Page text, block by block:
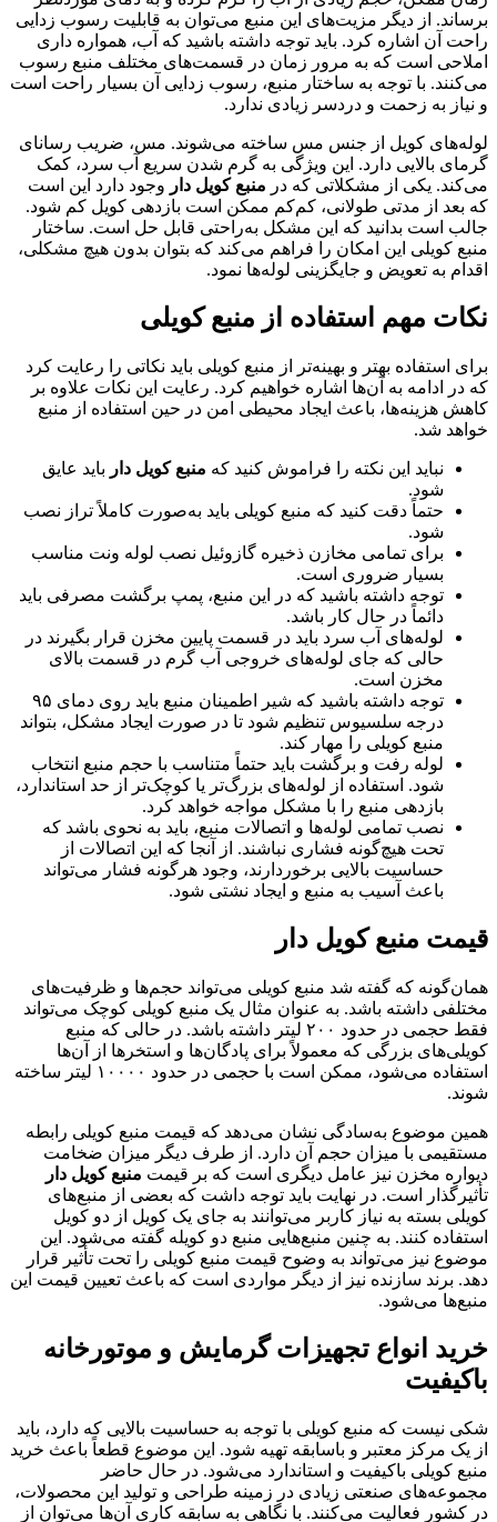
برساند. از دیگر مزیت‌های این منبع می‌توان به قابلیت رسوب زدایی
راحت آن اشاره کرد. باید توجه داشته باشید که آب، همواره داری
املاحی است که به مرور زمان در قسمت‌های مختلف منبع رسوب
می‌کنند. با توجه به ساختار منبع، رسوب زدایی آن بسیار راحت است
و نیاز به زحمت و دردسر زیادی ندارد.
لوله‌های کویل از جنس مس ساخته می‌شوند. مس، ضریب رسانای
گرمای بالایی دارد. این ویژگی به گرم شدن سریع آب سرد، کمک
می‌کند. یکی از مشکلاتی که در منبع کویل دار وجود دارد این است
که بعد از مدتی طولانی، کم‌کم ممکن است بازدهی کویل کم شود.
جالب است بدانید که این مشکل به‌راحتی قابل حل است. ساختار
منبع کویلی این امکان را فراهم می‌کند که بتوان بدون هیچ مشکلی،
اقدام به تعویض و جایگزینی لوله‌ها نمود.
نکات مهم استفاده از منبع کویلی
برای استفاده بهتر و بهینه‌تر از منبع کویلی باید نکاتی را رعایت کرد
که در ادامه به آن‌ها اشاره خواهیم کرد. رعایت این نکات علاوه بر
کاهش هزینه‌ها، باعث ایجاد محیطی امن در حین استفاده از منبع
خواهد شد.
نباید این نکته را فراموش کنید که منبع کویل دار باید عایق
شود.
حتماً دقت کنید که منبع کویلی باید به‌صورت کاملاً تراز نصب
شود.
برای تمامی مخازن ذخیره گازوئیل نصب لوله ونت مناسب
بسیار ضروری است.
توجه داشته باشید که در این منبع، پمپ برگشت مصرفی باید
دائماً در حال کار باشد.
لوله‌های آب سرد باید در قسمت پایین مخزن قرار بگیرند در
حالی که جای لوله‌های خروجی آب گرم در قسمت بالای
مخزن است.
توجه داشته باشید که شیر اطمینان منبع باید روی دمای ۹۵
درجه سلسیوس تنظیم شود تا در صورت ایجاد مشکل، بتواند
منبع کویلی را مهار کند.
لوله رفت و برگشت باید حتماً متناسب با حجم منبع انتخاب
شود. استفاده از لوله‌های بزرگ‌تر یا کوچک‌تر از حد استاندارد،
بازدهی منبع را با مشکل مواجه خواهد کرد.
نصب تمامی لوله‌ها و اتصالات منبع، باید به نحوی باشد که
تحت هیچ‌گونه فشاری نباشند. از آنجا که این اتصالات از
حساسیت بالایی برخوردارند، وجود هرگونه فشار می‌تواند
باعث آسیب به منبع و ایجاد نشتی شود.
قیمت منبع کویل دار
همان‌گونه که گفته شد منبع کویلی می‌تواند حجم‌ها و ظرفیت‌های
مختلفی داشته باشد. به عنوان مثال یک منبع کویلی کوچک می‌تواند
فقط حجمی در حدود ۲۰۰ لیتر داشته باشد. در حالی که منبع
کویلی‌های بزرگی که معمولاً برای پادگان‌ها و استخر‌ها از آن‌ها
استفاده می‌شود، ممکن است با حجمی در حدود ۱۰۰۰۰ لیتر ساخته
شوند.
همین موضوع به‌سادگی نشان می‌دهد که قیمت منبع کویلی رابطه
مستقیمی با میزان حجم آن دارد. از طرف دیگر میزان ضخامت
دیواره مخزن نیز عامل دیگری است که بر قیمت منبع کویل دار
تأثیرگذار است. در نهایت باید توجه داشت که بعضی از منبع‌های
کویلی بسته به نیاز کاربر می‌توانند به جای یک کویل از دو کویل
استفاده کنند. به چنین منبع‌هایی منبع دو کویله گفته می‌شود. این
موضوع نیز می‌تواند به وضوح قیمت منبع کویلی را تحت تأثیر قرار
دهد. برند سازنده نیز از دیگر مواردی است که باعث تعیین قیمت این
منبع‌ها می‌شود.
خرید انواع تجهیزات گرمایش و موتورخانه
باکیفیت
شکی نیست که منبع کویلی با توجه به حساسیت بالایی که دارد، باید
از یک مرکز معتبر و باسابقه تهیه شود. این موضوع قطعاً باعث خرید
منبع کویلی باکیفیت و استاندارد می‌شود. در حال حاضر
مجموعه‌های صنعتی زیادی در زمینه طراحی و تولید این محصولات،
در کشور فعالیت می‌کنند. با نگاهی به سابقه کاری آن‌ها می‌توان از